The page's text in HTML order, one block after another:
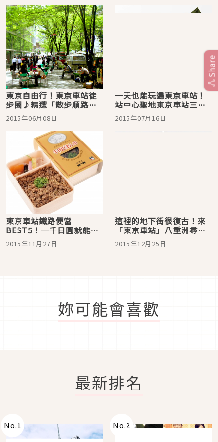
東京自由行！東京車站徒
步圈♪精選「散步順路購
物地點」
2015年06月08日
一天也能玩遍東京車站！
站中心聖地東京車站三大
玩法
2015年07月16日
東京車站鐵路便當
BEST5！一千日圓就能吃
到高級和牛
2015年11月27日
這裡的地下街很復古！來
「東京車站」八重洲尋
寶！
2015年12月25日
妳可能會喜歡
最新排名
No.1 No.2
Share